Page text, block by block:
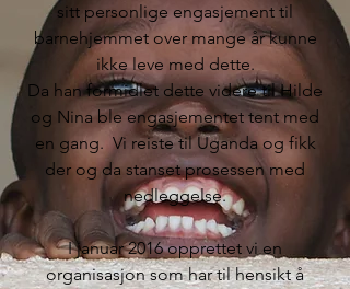
sitt personlige engasjement til
barnehjemmet over mange år kunne
ikke leve med dette.
Da han formidlet dette videre til Hilde
og Nina ble engasjementet tent med
en gang. Vi reiste til Uganda og fikk
der og da stanset prosessen med
nedleggelse.
I januar 2016 opprettet vi en
organisasjon som har til hensikt å